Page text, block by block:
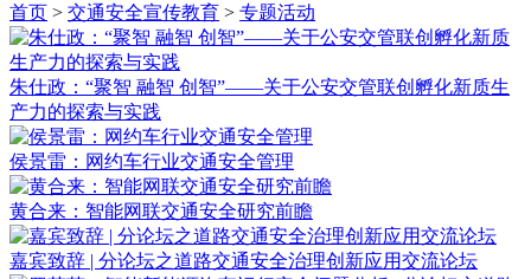
首页 > 交通安全宣传教育 > 专题活动
朱仕政：“聚智 融智 创智”——关于公安交管联创孵化新质生
产力的探索与实践
侯景雷：网约车行业交通安全管理
黄合来：智能网联交通安全研究前瞻
嘉宾致辞 | 分论坛之道路交通安全治理创新应用交流论坛